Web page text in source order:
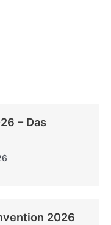
– Das
2026